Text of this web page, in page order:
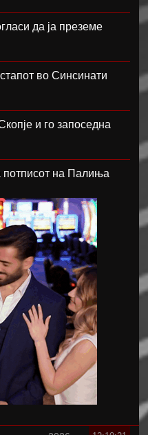
да ја преземе
во Синсинати
и го запоседна
на Палиња
за потписот на
за Црвена Звезда
реми со Струга Трим
Араухо со Ромеро